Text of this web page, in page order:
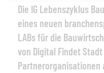
Die IG Lebenszyklus
eines neuen
LABs für die
von Digital Findet